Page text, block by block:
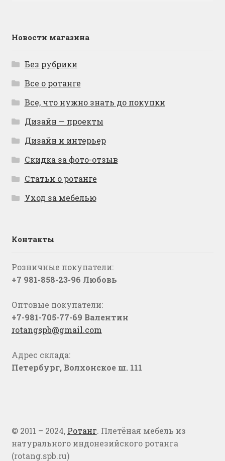
Новости магазина
Без рубрики
Все о ротанге
Все, что нужно знать до покупки
Дизайн — проекты
Дизайн и интерьер
Скидка за фото-отзыв
Статьи о ротанге
Уход за мебелью
Контакты
Розничные покупатели:
+7 981-858-23-96 Любовь
Оптовые покупатели:
+7-981-705-77-69 Валентин
rotangspb@gmail.com
Адрес склада:
Петербург, Волхонское ш. 111
© 2011 – 2024, Ротанг. Плетёная мебель из
натурального индонезийского ротанга
(rotang.spb.ru)